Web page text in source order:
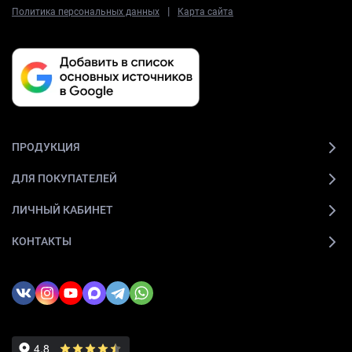
Политика персональных данных | Карта сайта
ПРОДУКЦИЯ
ДЛЯ ПОКУПАТЕЛЕЙ
ЛИЧНЫЙ КАБИНЕТ
КОНТАКТЫ